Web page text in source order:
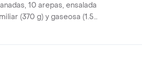
10 arepas, ensalada
(370 g) y gaseosa (1.5